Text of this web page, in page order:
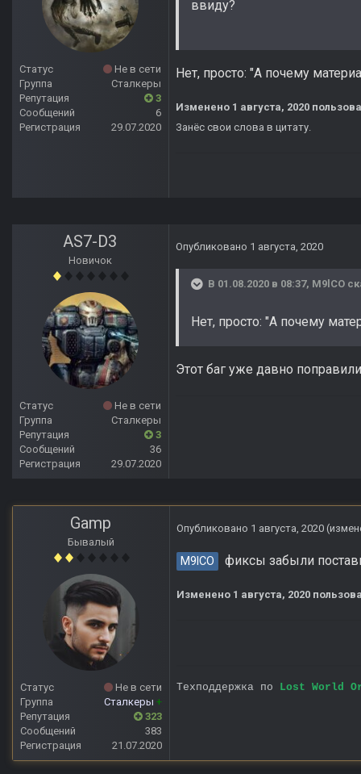
Статус
Не в сети
Группа
Сталкеры
Репутация
3
Сообщений
6
Регистрация
29.07.2020
ввиду?
Нет, просто: "А почему
Изменено 1 августа, 2020
Занёс свои слова в цитату.
AS7-D3
Новичок
Статус
Не в сети
Группа
Сталкеры
Репутация
3
Сообщений
36
Регистрация
29.07.2020
Опубликовано 1 августа, 2020
В 01.08.2020 в 08:37, M9lCO
Нет, просто: "А почему
Этот баг уже давно
Gamp
Бывалый
Статус
Не в сети
Группа
Сталкеры +
Репутация
323
Сообщений
383
Регистрация
21.07.2020
Опубликовано 1 августа, 2020
M9lCO фиксы забыли
Изменено 1 августа, 2020
Техподдержка по Lost World